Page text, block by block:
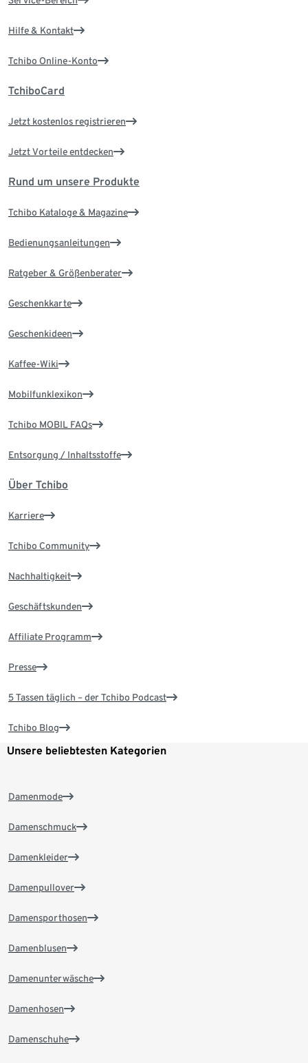
Hilfe & Kontakt
Tchibo Online-Konto
TchiboCard
Jetzt kostenlos registrieren
Jetzt Vorteile entdecken
Rund um unsere Produkte
Tchibo Kataloge & Magazine
Bedienungsanleitungen
Ratgeber & Größenberater
Geschenkkarte
Geschenkideen
Kaffee-Wiki
Mobilfunklexikon
Tchibo MOBIL FAQs
Entsorgung / Inhaltsstoffe
Über Tchibo
Karriere
Tchibo Community
Nachhaltigkeit
Geschäftskunden
Affiliate Programm
Presse
5 Tassen täglich – der Tchibo Podcast
Tchibo Blog
Unsere beliebtesten Kategorien
Damenmode
Damenschmuck
Damenkleider
Damenpullover
Damensporthosen
Damenblusen
Damenunterwäsche
Damenhosen
Damenschuhe